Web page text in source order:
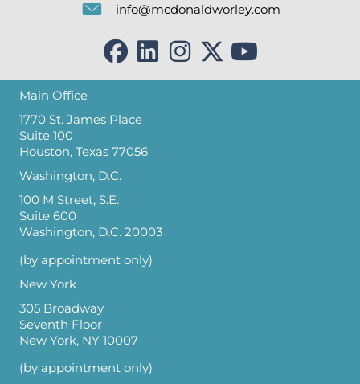
info@mcdonaldworley.com
Main Office
1770 St. James Place
Suite 100
Houston, Texas 77056
Washington, D.C.
100 M Street, S.E.
Suite 600
Washington, D.C. 20003
(by appointment only)
New York
305 Broadway
Seventh Floor
New York, NY 10007
(by appointment only)